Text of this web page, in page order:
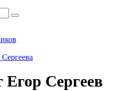
Егор Сергеев